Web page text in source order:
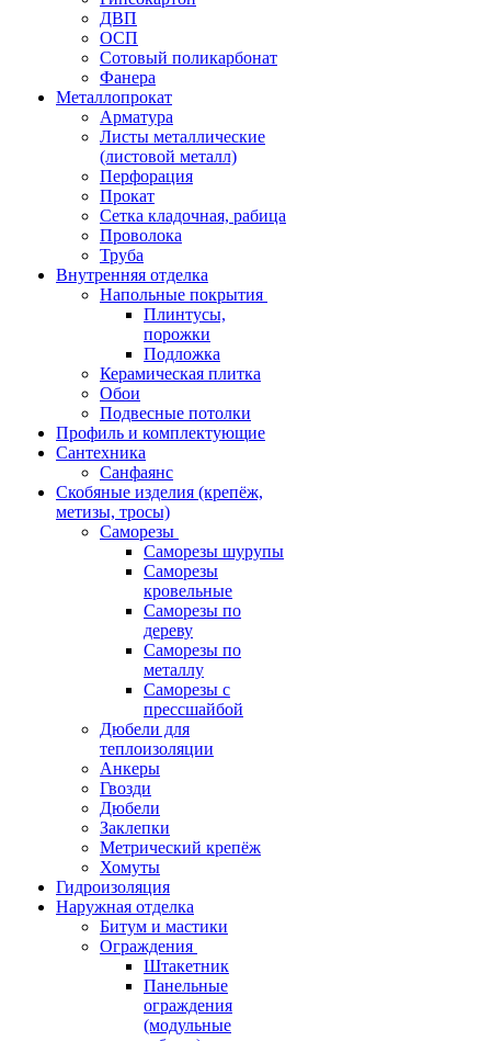
ДВП
ОСП
Сотовый поликарбонат
Фанера
Металлопрокат
Арматура
Листы металлические
(листовой металл)
Перфорация
Прокат
Сетка кладочная, рабица
Проволока
Труба
Внутренняя отделка
Напольные покрытия
Плинтусы,
порожки
Подложка
Керамическая плитка
Обои
Подвесные потолки
Профиль и комплектующие
Сантехника
Санфаянс
Скобяные изделия (крепёж,
метизы, тросы)
Саморезы
Саморезы шурупы
Саморезы
кровельные
Саморезы по
дереву
Саморезы по
металлу
Саморезы с
прессшайбой
Дюбели для
теплоизоляции
Анкеры
Гвозди
Дюбели
Заклепки
Метрический крепёж
Хомуты
Гидроизоляция
Наружная отделка
Битум и мастики
Ограждения
Штакетник
Панельные
ограждения
(модульные